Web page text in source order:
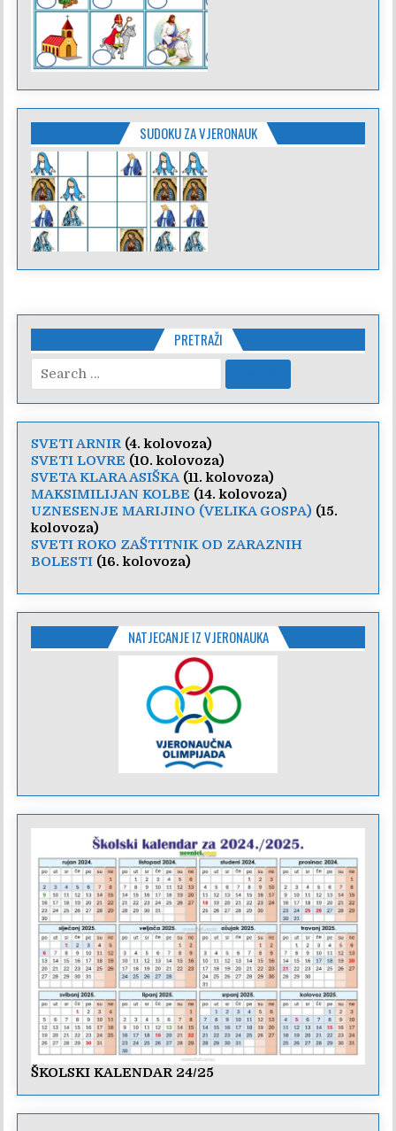
SUDOKU ZA VJERONAUK
PRETRAŽI
Search
for:
SVETI ARNIR(4. kolovoza)
SVETI LOVRE (10. kolovoza)
SVETA KLARA ASIŠKA (11. kolovoza)
MAKSIMILIJAN KOLBE (14. kolovoza)
UZNESENJE MARIJINO (VELIKA GOSPA) (15.
kolovoza)
SVETI ROKO ZAŠTITNIK OD ZARAZNIH
BOLESTI (16. kolovoza)
NATJECANJE IZ VJERONAUKA
ŠKOLSKI KALENDAR 24/25